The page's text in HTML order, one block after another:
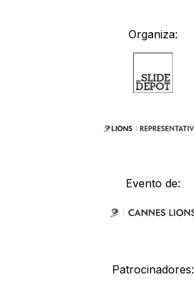
Organiza:
Evento de:
Patrocinadores: